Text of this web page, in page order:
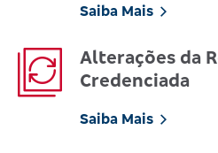
Saiba Mais
Alterações da
Credenciada
Saiba Mais